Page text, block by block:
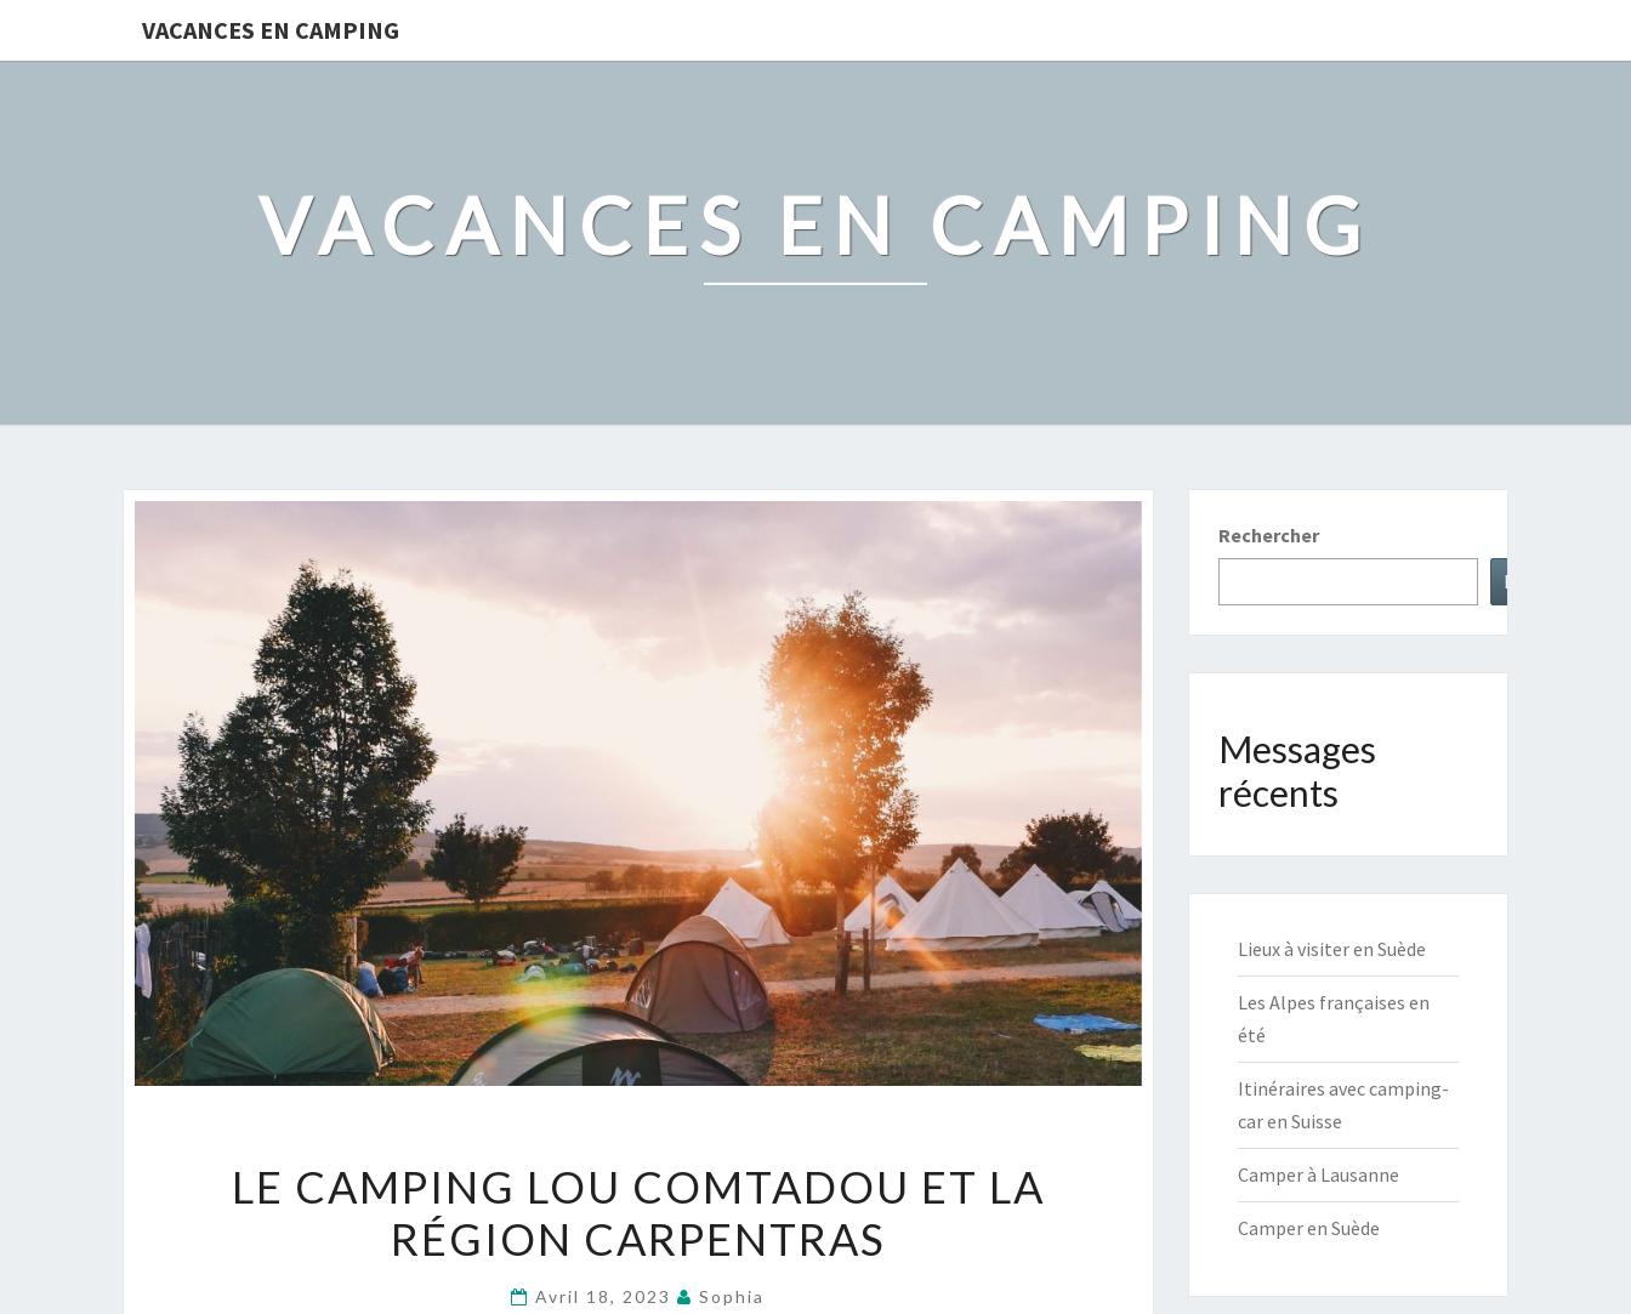
VACANCES EN CAMPING
VACANCES EN CAMPING
CAMPING
LOU
COMTADOU
ET
LE CAMPING LOU COMTADOU ET LA
RÉGION CARPENTRAS
Avril 18, 2023 Sophia
Rechercher
Rechercher
Messages
récents
Lieux à visiter en Suède
Les Alpes françaises en
été
Itinéraires avec camping-
car en Suisse
Camper à Lausanne
Camper en Suède